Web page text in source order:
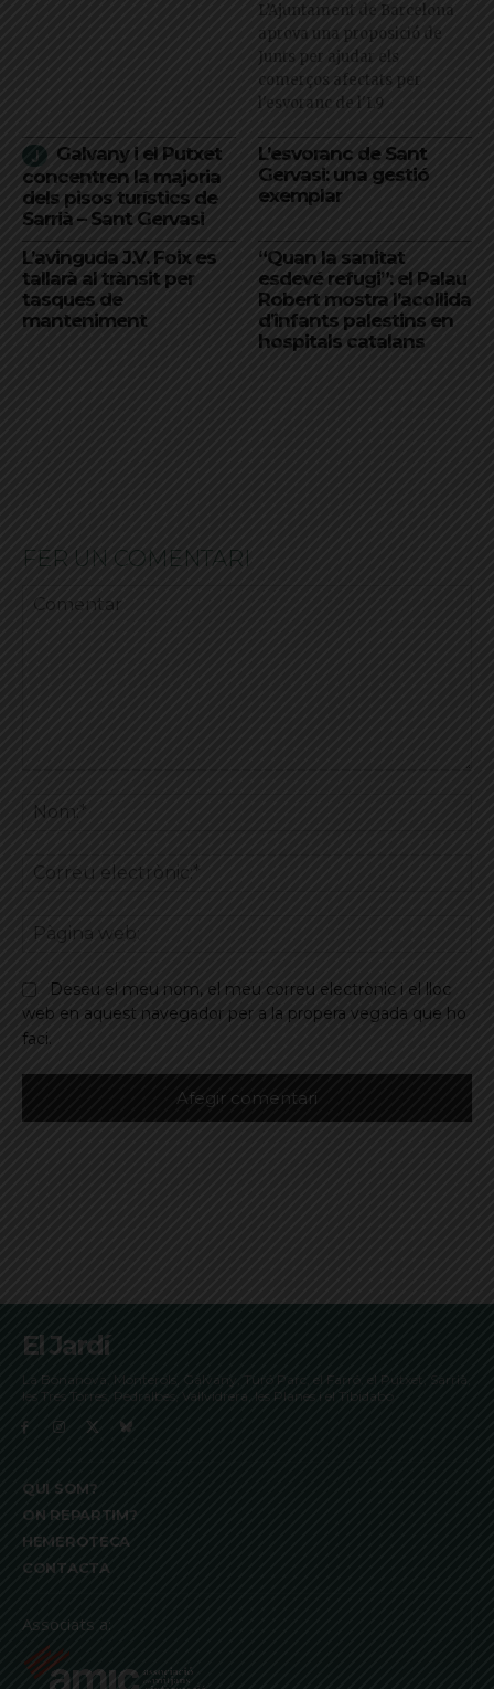
L’Ajuntament de Barcelona
aprova una proposició de
Junts per ajudar els
comerços afectats per
l'esvoranc de l'L9
Galvany i el Putxet
concentren la majoria
dels pisos turístics de
Sarrià – Sant Gervasi
L’esvoranc de Sant
Gervasi: una gestió
exemplar
L’avinguda J.V. Foix es
tallarà al trànsit per
tasques de
manteniment
“Quan la sanitat
esdevé refugi”: el Palau
Robert mostra l’acollida
d’infants palestins en
hospitals catalans
FER UN COMENTARI
Deseu el meu nom, el meu correu electrònic i el lloc
web en aquest navegador per a la propera vegada que ho
faci.
El Jardí
La Bonanova, Monterols, Galvany, Turó Parc, el Farró, el Putxet, Sarrià,
les Tres Torres, Pedralbes, Vallvidrera, les Planes i el Tibidabo
QUI SOM?
ON REPARTIM?
HEMEROTECA
CONTACTA
Associats a: